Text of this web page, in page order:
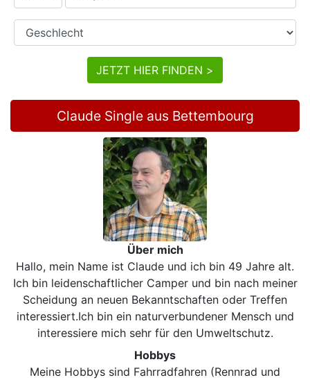
JETZT HIER FINDEN >
Claude Single aus Bettembourg
Über mich
Hallo, mein Name ist Claude und ich bin 49 Jahre alt.
Ich bin leidenschaftlicher Camper und bin nach meiner
Scheidung an neuen Bekanntschaften oder Treffen
interessiert.Ich bin ein naturverbundener Mensch und
interessiere mich sehr für den Umweltschutz.
Hobbys
Meine Hobbys sind Fahrradfahren (Rennrad und